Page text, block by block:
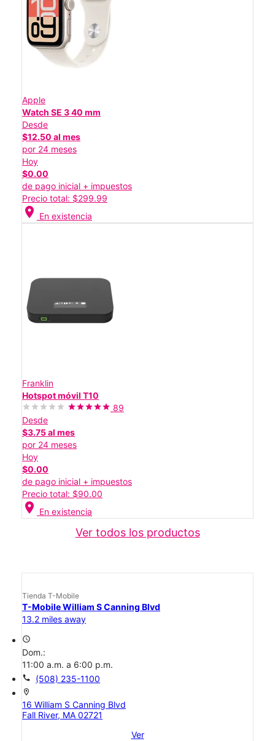
Apple
Watch SE 3 40 mm
Desde
$12.50 al mes
por 24 meses
Hoy
$0.00
de pago inicial + impuestos
Precio total: $299.99
location_on En existencia
Franklin
Hotspot móvil T10
89
Desde
$3.75 al mes
por 24 meses
Hoy
$0.00
de pago inicial + impuestos
Precio total: $90.00
location_on En existencia
Ver todos los productos
Tienda T-Mobile
T-Mobile William S Canning Blvd
13.2 miles away
access_time
Dom.:
11:00 a.m. a 6:00 p.m.
call (508) 235-1100
location_on
16 William S Canning Blvd
Fall River, MA 02721
Ver